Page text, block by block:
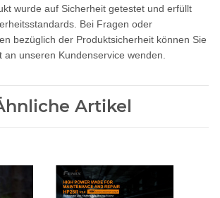
wurde auf Sicherheit getestet und erfüllt
Bei Fragen oder
bezüglich der Produktsicherheit können Sie
an unseren Kundenservice wenden.
Artikel